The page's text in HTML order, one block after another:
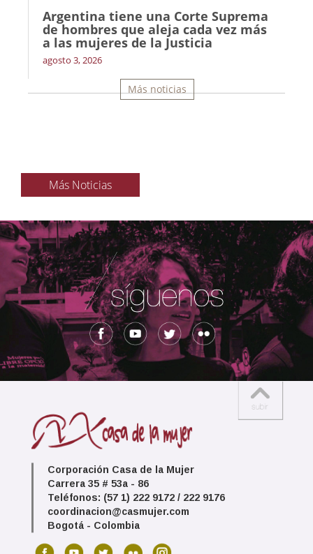
Argentina tiene una Corte Suprema
de hombres que aleja cada vez más
a las mujeres de la Justicia
agosto 3, 2026
Más noticias
Más Noticias
Corporación Casa de la Mujer
Carrera 35 # 53a - 86
Teléfonos: (57 1) 222 9172 / 222 9176
coordinacion@casmujer.com
Bogotá - Colombia